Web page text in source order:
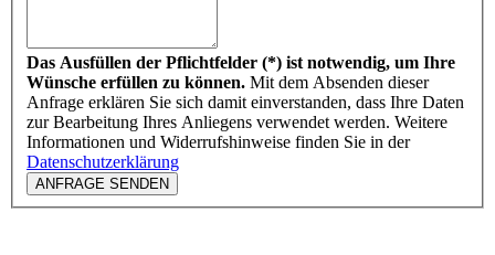
Das Ausfüllen der Pflichtfelder (*) ist notwendig, um Ihre
Wünsche erfüllen zu können. Mit dem Absenden dieser
Anfrage erklären Sie sich damit einverstanden, dass Ihre Daten
zur Bearbeitung Ihres Anliegens verwendet werden. Weitere
Informationen und Widerrufshinweise finden Sie in der
Datenschutzerklärung
ANFRAGE SENDEN